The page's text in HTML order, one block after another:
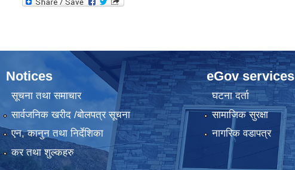
Notices
सूचना तथा समाचार
सार्वजनिक खरीद /बोलपत्र सूचना
एन, कानुन तथा निर्देशिका
कर तथा शुल्कहरु
eGov services
घटना दर्ता
सामाजिक सुरक्षा
नागरिक वडापत्र